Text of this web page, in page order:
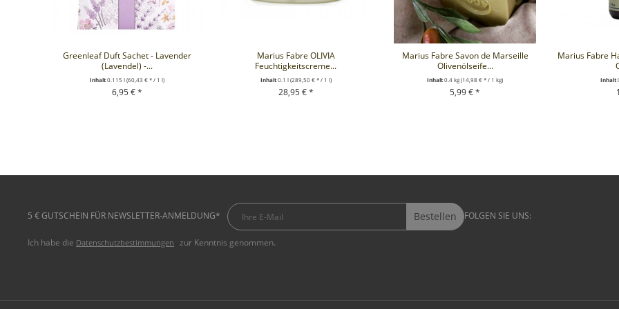
Greenleaf Duft Sachet - Lavender
(Lavendel) -...
Inhalt0.115 l(60,43 € * / 1 l)
6,95 € *
Marius Fabre OLIVIA
Feuchtigkeitscreme...
Inhalt0.1 l(289,50 € * / 1 l)
28,95 € *
Marius Fabre Savon de Marseille
Olivenölseife...
Inhalt0.4 kg(14,98 € * / 1 kg)
5,99 € *
Marius Fabre
Inhalt
5 € GUTSCHEIN FÜR NEWSLETTER-ANMELDUNG* Bestellen
Ich habe die Datenschutzbestimmungen zur Kenntnis genommen.
FOLGEN SIE UNS: